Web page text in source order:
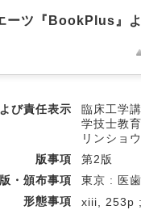
ーツ『BookPlus』
び責任表示
臨床工学
学技士教
リンショ
版事項
第2版
・頒布事項
東京 : 医
形態事項
xiii, 253p